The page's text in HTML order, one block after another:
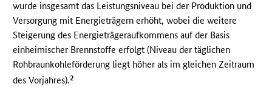
wurde insgesamt das Leistungsniveau bei der Produktion und
Versorgung mit Energieträgern erhöht, wobei die weitere
Steigerung des Energieträgeraufkommens auf der Basis
einheimischer Brennstoffe erfolgt (Niveau der täglichen
Rohbraunkohleförderung liegt höher als im gleichen Zeitraum
des Vorjahres).2